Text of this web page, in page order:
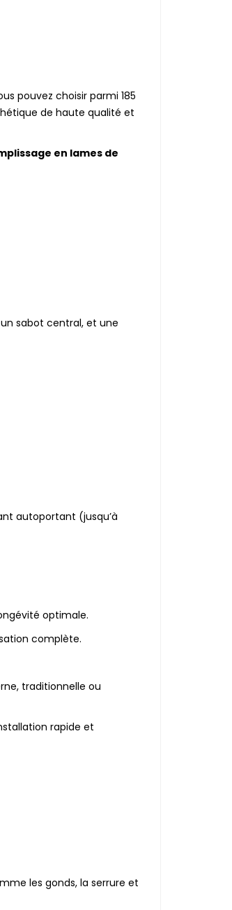
pouvez choisir parmi 185
de haute qualité et
en lames de
sabot central, et une
autoportant (jusqu’à
optimale.
complète.
traditionnelle ou
rapide et
les gonds, la serrure et